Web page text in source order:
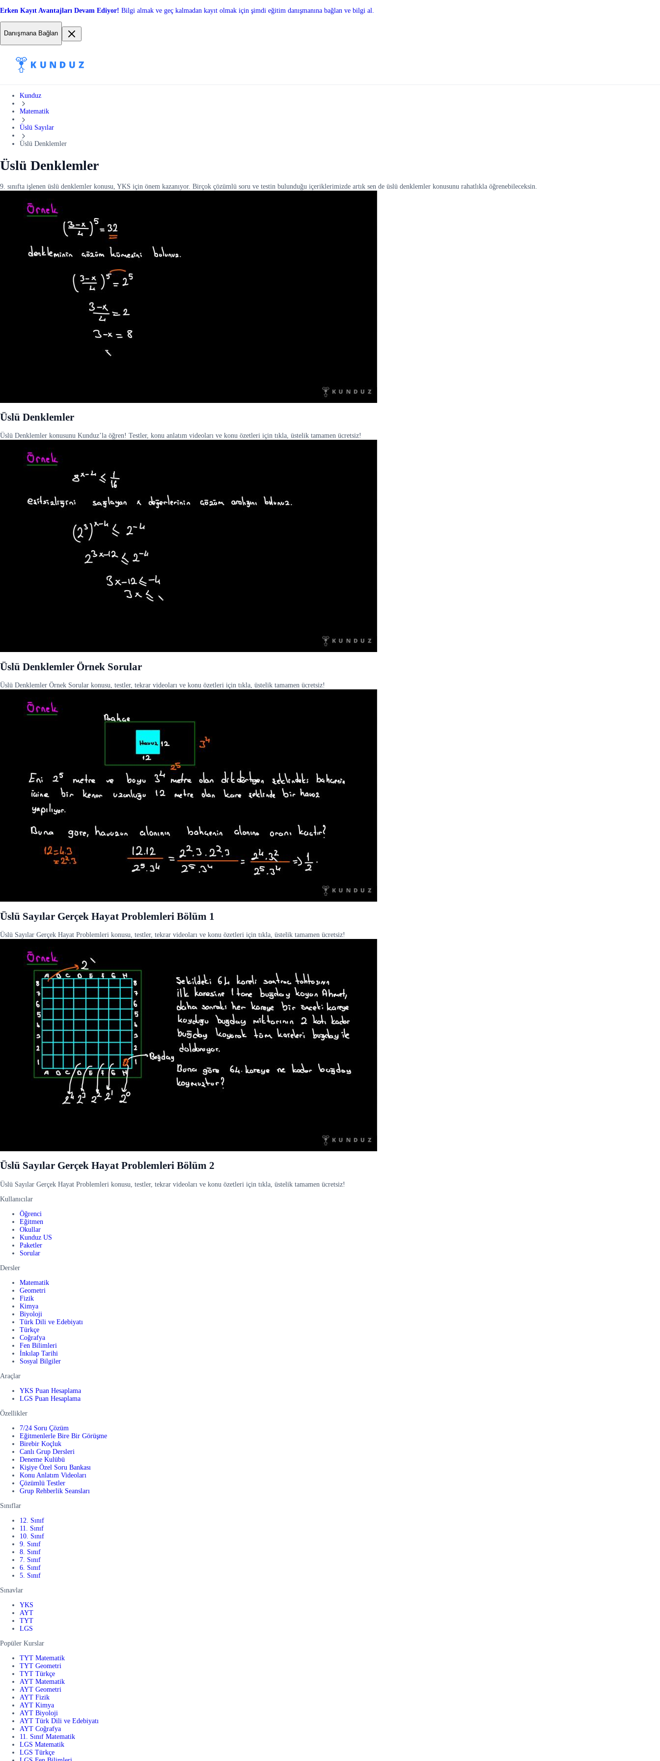
Erken Kayıt Avantajları Devam Ediyor! Bilgi almak ve geç kalmadan kayıt olmak için şimdi eğitim danışmanına bağlan ve bilgi al.
Danışmana Bağlan
Kunduz
Matematik
Üslü Sayılar
Üslü Denklemler
Üslü Denklemler
9. sınıfta işlenen üslü denklemler konusu, YKS için önem kazanıyor. Birçok çözümlü soru ve testin bulunduğu içeriklerimizde artık sen de üslü denklemler konusunu rahatlıkla öğrenebileceksin.
Üslü Denklemler
Üslü Denklemler konusunu Kunduz’la öğren! Testler, konu anlatım videoları ve konu özetleri için tıkla, üstelik tamamen ücretsiz!
Üslü Denklemler Örnek Sorular
Üslü Denklemler Örnek Sorular konusu, testler, tekrar videoları ve konu özetleri için tıkla, üstelik tamamen ücretsiz!
Üslü Sayılar Gerçek Hayat Problemleri Bölüm 1
Üslü Sayılar Gerçek Hayat Problemleri konusu, testler, tekrar videoları ve konu özetleri için tıkla, üstelik tamamen ücretsiz!
Üslü Sayılar Gerçek Hayat Problemleri Bölüm 2
Üslü Sayılar Gerçek Hayat Problemleri konusu, testler, tekrar videoları ve konu özetleri için tıkla, üstelik tamamen ücretsiz!
Kullanıcılar
Öğrenci
Eğitmen
Okullar
Kunduz US
Paketler
Sorular
Dersler
Matematik
Geometri
Fizik
Kimya
Biyoloji
Türk Dili ve Edebiyatı
Türkçe
Coğrafya
Fen Bilimleri
İnkılap Tarihi
Sosyal Bilgiler
Araçlar
YKS Puan Hesaplama
LGS Puan Hesaplama
Özellikler
7/24 Soru Çözüm
Eğitmenlerle Bire Bir Görüşme
Birebir Koçluk
Canlı Grup Dersleri
Deneme Kulübü
Kişiye Özel Soru Bankası
Konu Anlatım Videoları
Çözümlü Testler
Grup Rehberlik Seansları
Sınıflar
12. Sınıf
11. Sınıf
10. Sınıf
9. Sınıf
8. Sınıf
7. Sınıf
6. Sınıf
5. Sınıf
Sınavlar
YKS
AYT
TYT
LGS
Popüler Kurslar
TYT Matematik
TYT Geometri
TYT Türkçe
AYT Matematik
AYT Geometri
AYT Fizik
AYT Kimya
AYT Biyoloji
AYT Türk Dili ve Edebiyatı
AYT Coğrafya
11. Sınıf Matematik
LGS Matematik
LGS Türkçe